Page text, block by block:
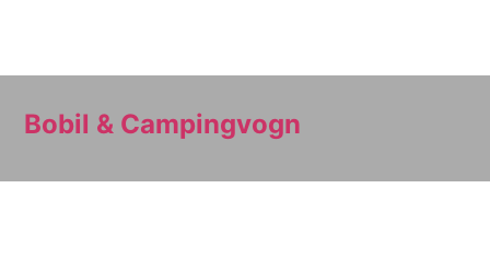
Bobil & Campingvogn